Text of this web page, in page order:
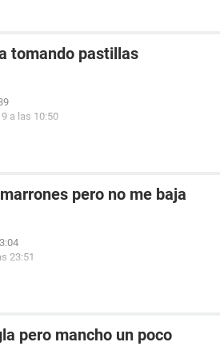
tomando pastillas
a las 10:50
pero no me baja
23:51
pero mancho un poco